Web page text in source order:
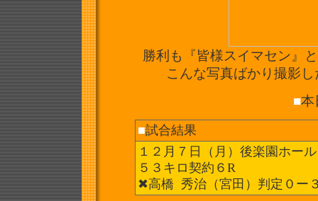
勝利も『皆様スイマセン』
こんな写真ばかり撮影
■本
■試合結果
１２月７日（月）後楽園ホール
５３キロ契約６R
✖︎高橋 秀治（宮田）判定０ー